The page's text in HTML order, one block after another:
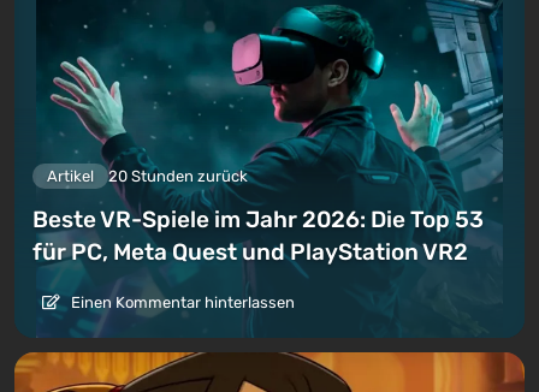
Artikel 20 Stunden zurück
Beste VR-Spiele im Jahr 2026: Die Top 53
für PC, Meta Quest und PlayStation VR2
Einen Kommentar hinterlassen